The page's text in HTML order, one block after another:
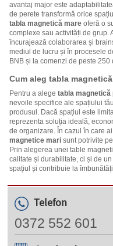
avantaj major este
de perete transformă orice
tabla magnetică mareoferă o
complexe sau activități de grup.
încurajează colaborarea și
mediul de lucru și în procesele
BNB și la comenzi de peste
Cum aleg tabla
Pentru a alege tabla magnetică
nevoile specifice ale spațiului
produsul. Dacă spațiul este
reprezenta soluția ideală,
de organizare. În cazul în care
magnetice marisunt potrivite
Prin alegerea unei table
calitate și durabilitate, ci și de
spațiul și contribuie la
Telefon
0372 552 601